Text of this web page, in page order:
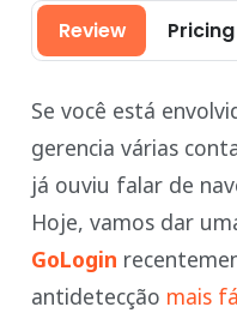
Review Pricing
Se você está
gerencia várias
já ouviu falar de
Hoje, vamos dar
GoLogin
antidetecção mais